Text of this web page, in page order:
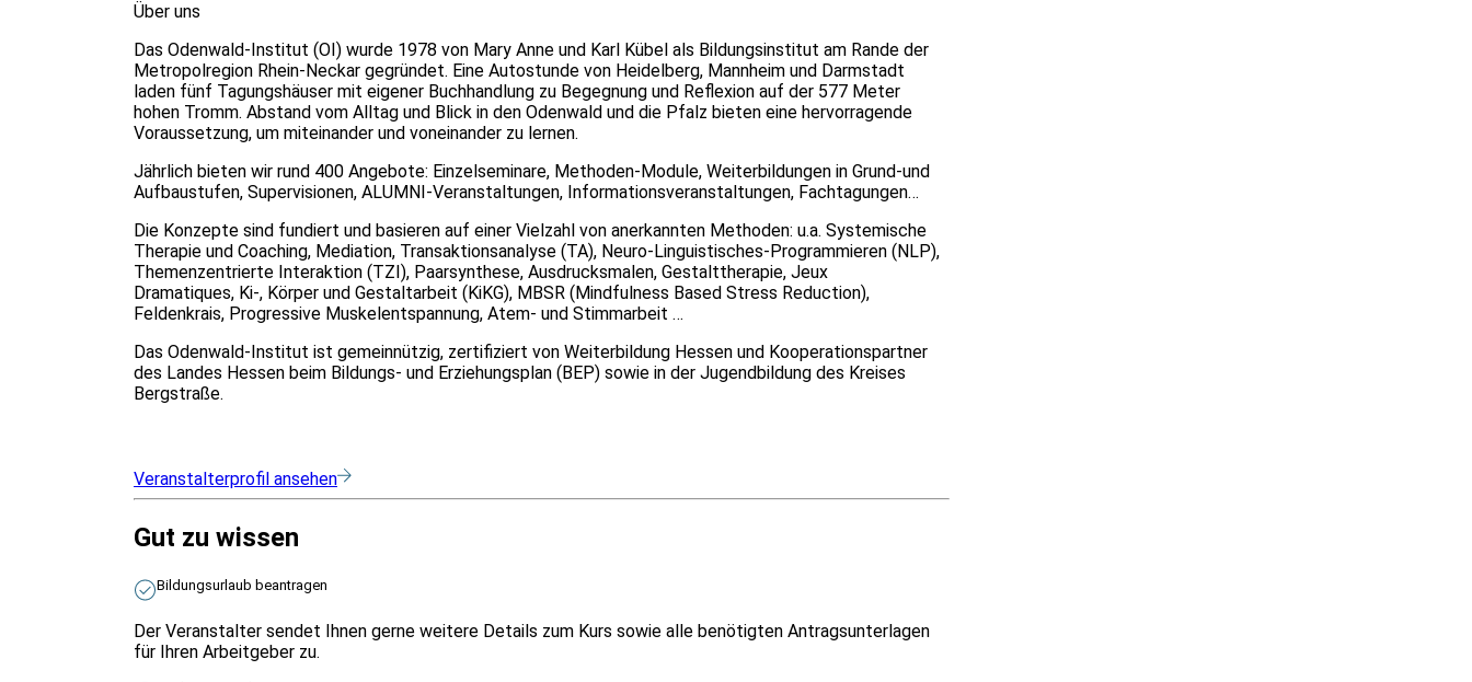
Über uns
Das Odenwald-Institut (OI) wurde 1978 von Mary Anne und Karl Kübel als Bildungsinstitut am Rande der
Metropolregion Rhein-Neckar gegründet. Eine Autostunde von Heidelberg, Mannheim und Darmstadt
laden fünf Tagungshäuser mit eigener Buchhandlung zu Begegnung und Reflexion auf der 577 Meter
hohen Tromm. Abstand vom Alltag und Blick in den Odenwald und die Pfalz bieten eine hervorragende
Voraussetzung, um miteinander und voneinander zu lernen.
Jährlich bieten wir rund 400 Angebote: Einzelseminare, Methoden-Module, Weiterbildungen in Grund-und
Aufbaustufen, Supervisionen, ALUMNI-Veranstaltungen, Informationsveranstaltungen, Fachtagungen…
Die Konzepte sind fundiert und basieren auf einer Vielzahl von anerkannten Methoden: u.a. Systemische
Therapie und Coaching, Mediation, Transaktionsanalyse (TA), Neuro-Linguistisches-Programmieren (NLP),
Themenzentrierte Interaktion (TZI), Paarsynthese, Ausdrucksmalen, Gestalttherapie, Jeux
Dramatiques, Ki-, Körper und Gestaltarbeit (KiKG), MBSR (Mindfulness Based Stress Reduction),
Feldenkrais, Progressive Muskelentspannung, Atem- und Stimmarbeit …
Das Odenwald-Institut ist gemeinnützig, zertifiziert von Weiterbildung Hessen und Kooperationspartner
des Landes Hessen beim Bildungs- und Erziehungsplan (BEP) sowie in der Jugendbildung des Kreises
Bergstraße.
Veranstalterprofil ansehen
Gut zu wissen
Bildungsurlaub beantragen
Der Veranstalter sendet Ihnen gerne weitere Details zum Kurs sowie alle benötigten Antragsunterlagen
für Ihren Arbeitgeber zu.